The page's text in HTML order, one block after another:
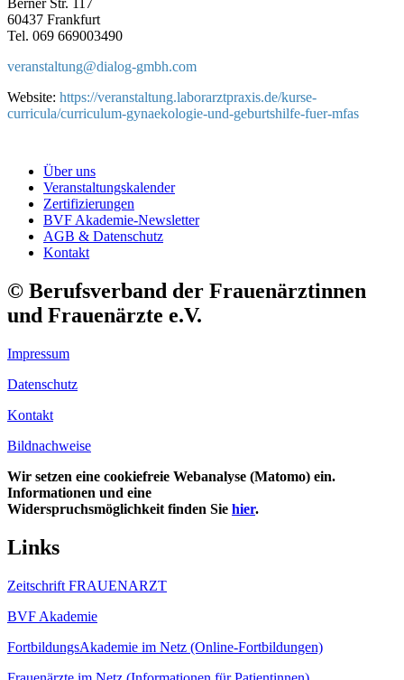
Berner Str. 117
60437 Frankfurt
Tel. 069 669003490
veranstaltung@dialog-gmbh.com
Website: https://veranstaltung.laborarztpraxis.de/kurse-
curricula/curriculum-gynaekologie-und-geburtshilfe-fuer-mfas
Über uns
Veranstaltungskalender
Zertifizierungen
BVF Akademie-Newsletter
AGB & Datenschutz
Kontakt
© Berufsverband der Frauenärztinnen
und Frauenärzte e.V.
Impressum
Datenschutz
Kontakt
Bildnachweise
Wir setzen eine cookiefreie Webanalyse (Matomo) ein.
Informationen und eine
Widerspruchsmöglichkeit finden Sie hier.
Links
Zeitschrift FRAUENARZT
BVF Akademie
FortbildungsAkademie im Netz (Online-Fortbildungen)